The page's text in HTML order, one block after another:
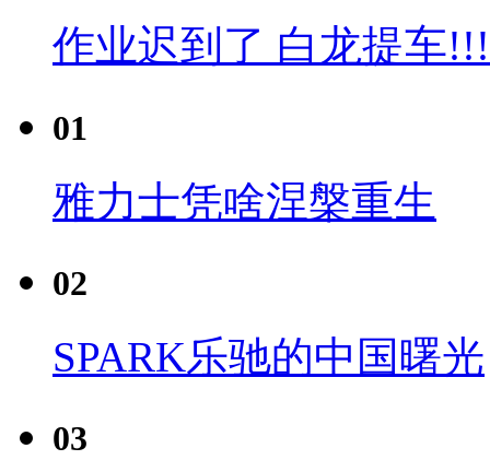
作业迟到了 白龙提车
01
雅力士凭啥涅槃重生
02
SPARK乐驰的中国曙光
03